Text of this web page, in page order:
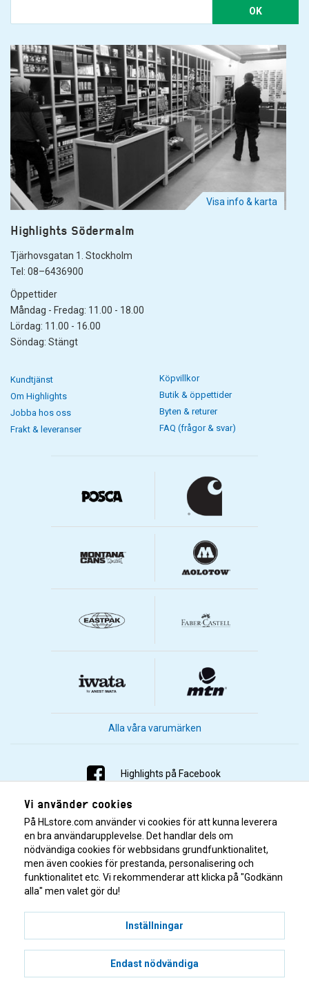
OK
Visa info & karta
Highlights Södermalm
Tjärhovsgatan 1. Stockholm
Tel: 08–6436900
Öppettider
Måndag - Fredag: 11.00 - 18.00
Lördag: 11.00 - 16.00
Söndag: Stängt
Kundtjänst
Om Highlights
Jobba hos oss
Frakt & leveranser
Köpvillkor
Butik & öppettider
Byten & returer
FAQ (frågor & svar)
Alla våra varumärken
Highlights på Facebook
Highlights på Instagram
Highlights på Youtube
Highlights på Tiktok
© 2001–2026 Highlights/KR Distribution AB.
Vi använder cookies
På HLstore.com använder vi cookies för att kunna leverera
en bra användarupplevelse. Det handlar dels om
nödvändiga cookies för webbsidans grundfunktionalitet,
men även cookies för prestanda, personalisering och
funktionalitet etc. Vi rekommenderar att klicka på "Godkänn
alla" men valet gör du!
Inställningar
Endast nödvändiga